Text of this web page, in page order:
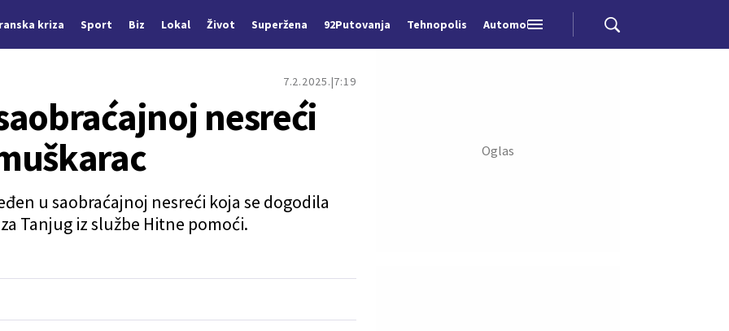
kriza Sport Biz Lokal Život Superžena 92Putovanja Tehnopolis Automobili
7.2.2025. 7:19
nesreći
u saobraćajnoj nesreći koja se dogodila
Tanjug iz službe Hitne pomoći.